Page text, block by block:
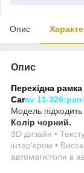
Опис
Опис
Перехідна
Carav 11-
Модель підходить
Колір чорний.
3D дизайн •
інтер'єром •
автомагнітоли в